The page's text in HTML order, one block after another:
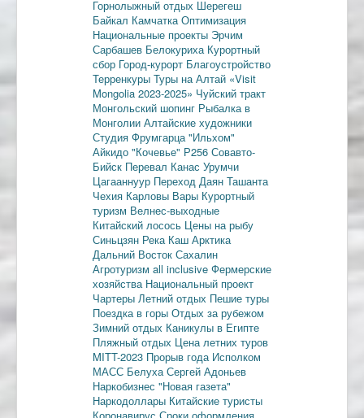
Горнолыжный отдых Шерегеш
Байкал Камчатка Оптимизация
Национальные проекты Эрчим
Сарбашев Белокуриха Курортный
сбор Город-курорт Благоустройство
Терренкуры Туры на Алтай «Visit
Mongolia 2023-2025» Чуйский тракт
Монгольский шопинг Рыбалка в
Монголии Алтайские художники
Студия Фрумгарца "Ильхом"
Айкидо "Кочевье" Р256 Совавто-
Бийск Перевал Канас Урумчи
Цагааннуур Переход Даян Ташанта
Чехия Карловы Вары Курортный
туризм Велнес-выходные
Китайский лосось Цены на рыбу
Синьцзян Река Каш Арктика
Дальний Восток Сахалин
Агротуризм all inclusive Фермерские
хозяйства Национальный проект
Чартеры Летний отдых Пешие туры
Поездка в горы Отдых за рубежом
Зимний отдых Каникулы в Египте
Пляжный отдых Цена летних туров
MITT-2023 Прорыв года Исполком
МАСС Белуха Сергей Адоньев
Наркобизнес "Новая газета"
Наркодоллары Китайские туристы